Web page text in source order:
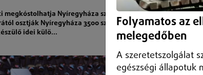
megkóstolhatja Nyíregyháza születésnapi tortáját
osztják Nyíregyháza 3500 szeletes ünnepi tortáját a
idei külö...
Folyamatos az
melegedőben
A szeretetszolgálat
egészségi állapotuk